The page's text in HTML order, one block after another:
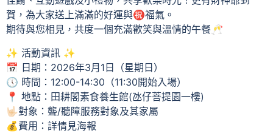
賀，為大家送上滿滿的好運與㊗️福氣。
期待與您相見，共度一個充滿歡笑與溫情的午餐🥂
✨ 活動資訊 ✨
📅 日期：2026年3月1日（星期日）
🕔 時間：12:00-14:30（11:30開始入場）
📍 地點：田耕閣素食養生館(氹仔菩提園一樓)
🤟🏻對象：聾/聽障服務對象及其家屬
💰費用：詳情見海報